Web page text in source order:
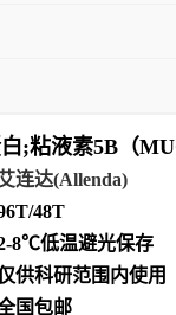
;粘液素5B（
连达(Allenda)
48T
8℃低温避光保存
供科研范围内使用
国包邮